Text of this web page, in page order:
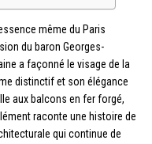
même du Paris
du baron Georges-
a façonné le visage de la
distinctif et son élégance
aux balcons en fer forgé,
raconte une histoire de
qui continue de